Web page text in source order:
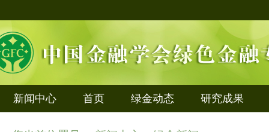
新闻中心 首页 绿金动态 研究成果